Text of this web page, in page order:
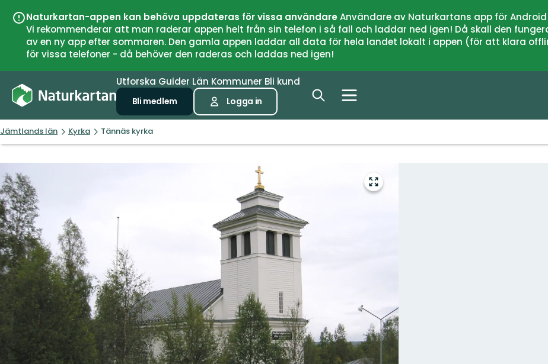
Naturkartan-appen kan behöva uppdateras för vissa användareAnvändare av Naturkartans app för
Vi rekommenderar att man raderar appen helt från sin telefon i så fall och laddar ned igen! Då skall den
av en ny app efter sommaren. Den gamla appen laddar all data för hela landet lokalt i appen (för att klara
för vissa telefoner - då behöver den raderas och laddas ned igen!
Utforska Guider Län Kommuner Bli kund
Bli medlem Logga in
Jämtlands län Kyrka Tännäs kyrka
Gå
till